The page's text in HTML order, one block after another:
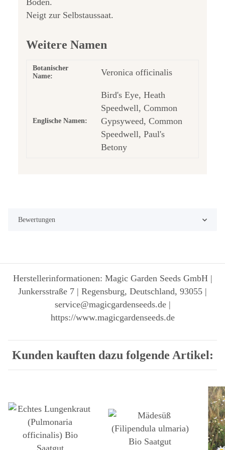
Böden.
Neigt zur Selbstaussaat.
Weitere Namen
Botanischer
Name:
Veronica officinalis
Englische Namen:
Bird's Eye, Heath
Speedwell, Common
Gypsyweed, Common
Speedwell, Paul's
Betony
Bewertungen
Herstellerinformationen: Magic Garden Seeds GmbH |
Junkersstraße 7 | Regensburg, Deutschland, 93055 |
service@magicgardenseeds.de |
https://www.magicgardenseeds.de
Kunden kauften dazu folgende Artikel: